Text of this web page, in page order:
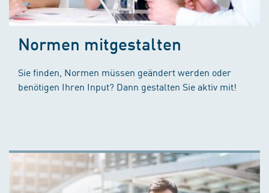
Normen mitgestalten
Sie finden, Normen müssen geändert werden oder
benötigen Ihren Input? Dann gestalten Sie aktiv mit!